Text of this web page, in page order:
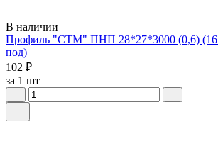
В наличии
Профиль "СТМ" ПНП 28*27*3000 (0,6)
под)
102 ₽
за 1 шт